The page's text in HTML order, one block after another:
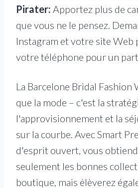
Pirater: Apportez plus de
que vous ne le pensez.
Instagram et votre site Web
votre téléphone pour un
La Barcelone Bridal Fashion
que la mode – c'est la
l'approvisionnement et la
sur la courbe. Avec Smart
d'esprit ouvert, vous
seulement les bonnes
boutique, mais élèverez